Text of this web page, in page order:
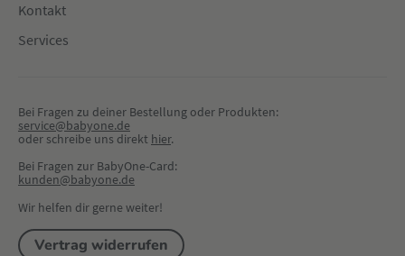
Kontakt
Services
Bei Fragen zu deiner Bestellung oder Produkten:
service@babyone.de
oder schreibe uns direkt hier.
Bei Fragen zur BabyOne-Card:
kunden@babyone.de
Wir helfen dir gerne weiter!
Vertrag widerrufen